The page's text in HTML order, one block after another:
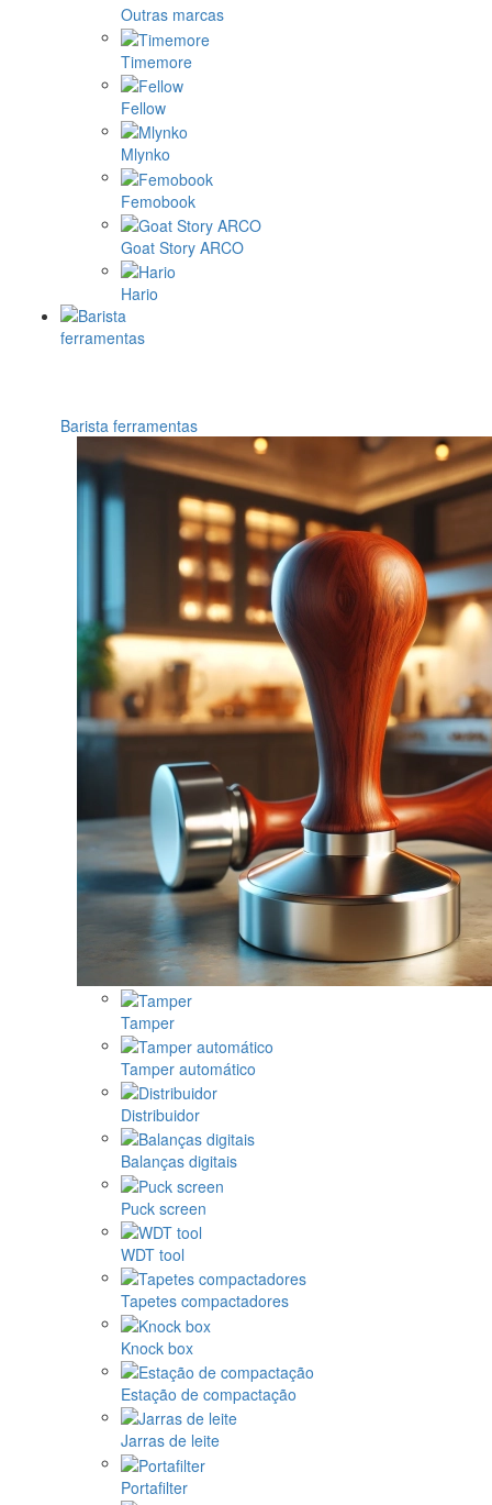
Outras marcas
Timemore
Fellow
Mlynko
Femobook
Goat Story ARCO
Hario
Barista ferramentas
Tamper
Tamper automático
Distribuidor
Balanças digitais
Puck screen
WDT tool
Tapetes compactadores
Knock box
Estação de compactação
Jarras de leite
Portafilter